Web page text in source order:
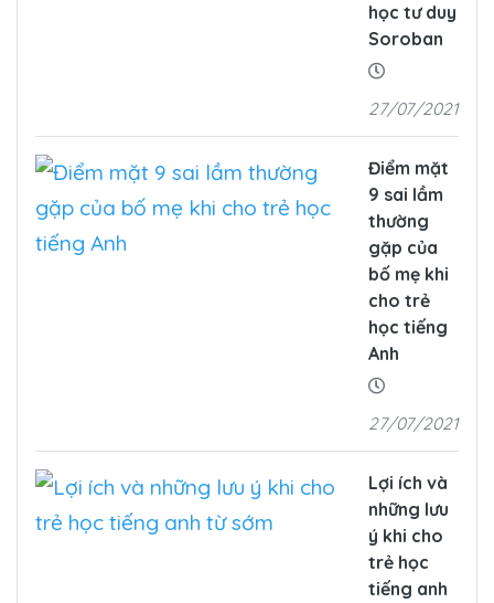
học tư duy
Soroban
27/07/2021
Điểm mặt
9 sai lầm
thường
gặp của
bố mẹ khi
cho trẻ
học tiếng
Anh
27/07/2021
Lợi ích và
những lưu
ý khi cho
trẻ học
tiếng anh